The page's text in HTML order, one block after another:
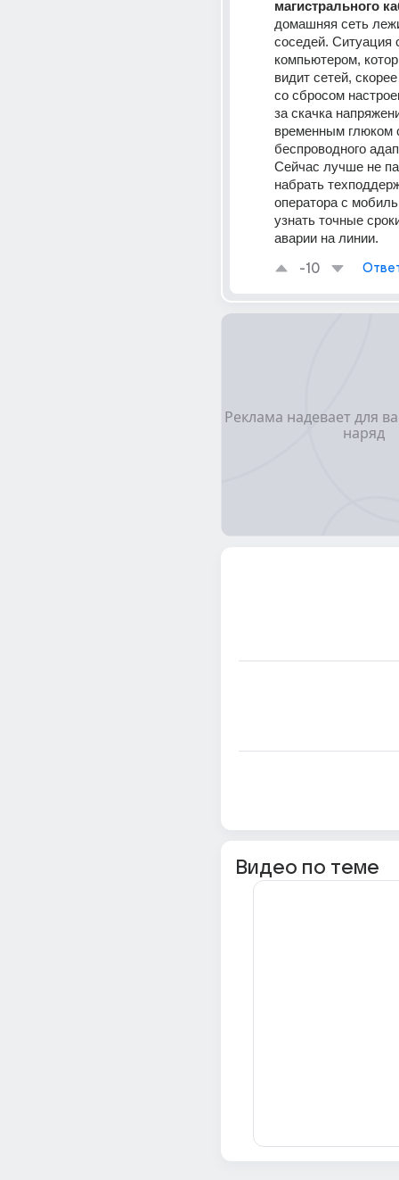
магистрального
домашняя сеть
соседей. Ситуация
компьютером,
видит сетей,
со сбросом
за скачка
временным глюком
беспроводного
Сейчас лучше не
набрать
оператора с
узнать точные
аварии на линии.
-10
Видео по теме